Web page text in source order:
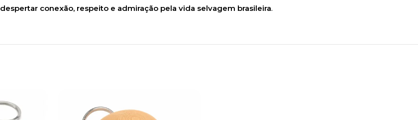
despertar conexão, respeito e admiração pela vida selvagem brasileira.